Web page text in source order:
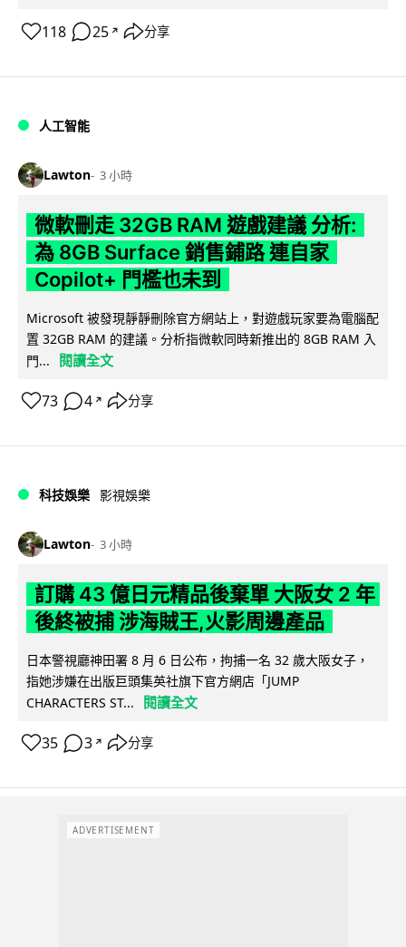
118 25 ↗ 分享
人工智能
Lawton 3 小時
微軟刪走 32GB RAM 遊戲建議 分析:
為 8GB Surface 銷售鋪路 連自家
Copilot+ 門檻也未到
Microsoft 被發現靜靜刪除官方網站上，對遊戲玩家要為電腦配
置 32GB RAM 的建議。分析指微軟同時新推出的 8GB RAM 入
門...
閱讀全文
73 4 ↗ 分享
科技娛樂 影視娛樂
Lawton 3 小時
訂購 43 億日元精品後棄單 大阪女 2 年
後終被捕 涉海賊王,火影周邊產品
日本警視廳神田署 8 月 6 日公布，拘捕一名 32 歲大阪女子，
指她涉嫌在出版巨頭集英社旗下官方網店「JUMP
CHARACTERS ST...
閱讀全文
35 3 ↗ 分享
ADVERTISEMENT